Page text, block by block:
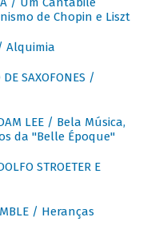
de Chopin e Liszt
/ Alquimia
DE SAXOFONES /
LEE / Bela Música,
da "Belle Époque"
STROETER E
/ Heranças